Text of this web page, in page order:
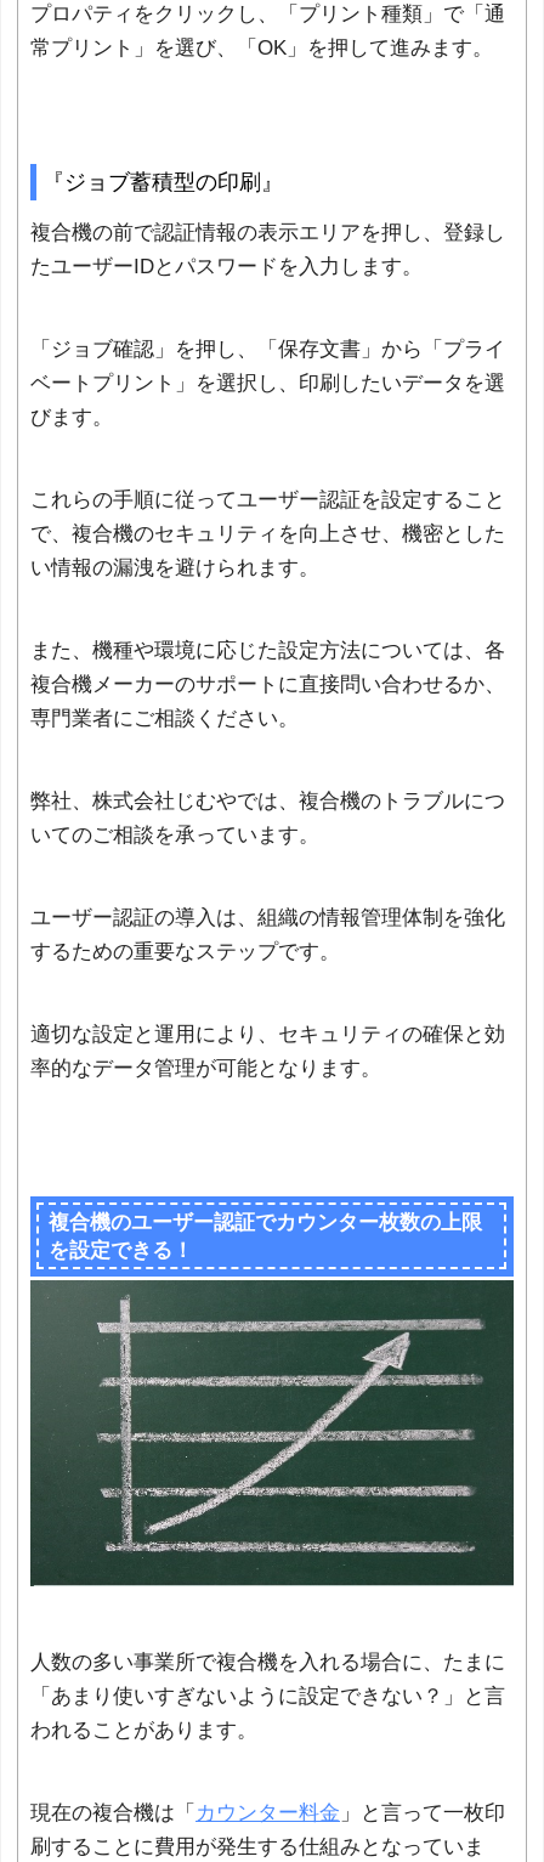
プロパティをクリックし、「プリント種類」で「通
常プリント」を選び、「OK」を押して進みます。
『ジョブ蓄積型の印刷』
複合機の前で認証情報の表示エリアを押し、登録し
たユーザーIDとパスワードを入力します。
「ジョブ確認」を押し、「保存文書」から「プライ
ベートプリント」を選択し、印刷したいデータを選
びます。
これらの手順に従ってユーザー認証を設定すること
で、複合機のセキュリティを向上させ、機密とした
い情報の漏洩を避けられます。
また、機種や環境に応じた設定方法については、各
複合機メーカーのサポートに直接問い合わせるか、
専門業者にご相談ください。
弊社、株式会社じむやでは、複合機のトラブルにつ
いてのご相談を承っています。
ユーザー認証の導入は、組織の情報管理体制を強化
するための重要なステップです。
適切な設定と運用により、セキュリティの確保と効
率的なデータ管理が可能となります。
複合機のユーザー認証でカウンター枚数の上限
を設定できる！
人数の多い事業所で複合機を入れる場合に、たまに
「あまり使いすぎないように設定できない？」と言
われることがあります。
現在の複合機は「 カウンター料金 」と言って一枚印
刷することに費用が発生する仕組みとなっていま